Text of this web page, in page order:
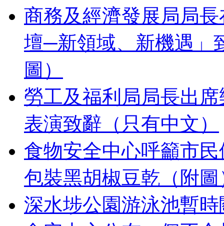
商務及經濟發展局局
壇─新領域、新機遇」
圖）
勞工及福利局局長出
表演致辭（只有中文）
食物安全中心呼籲市
包裝黑胡椒豆乾（附圖
深水埗公園游泳池暫時